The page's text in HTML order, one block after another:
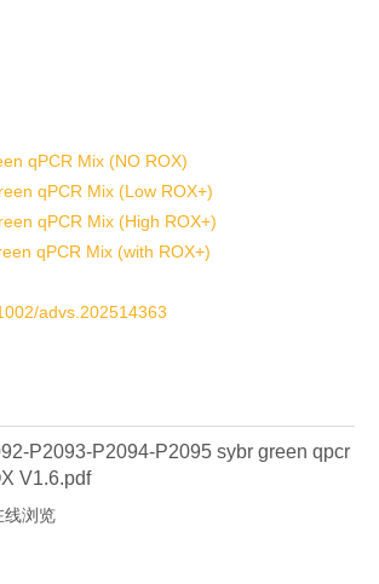
qPCR Mix (NO ROX)
qPCR Mix (Low ROX+)
qPCR Mix (High ROX+)
qPCR Mix (with ROX+)
advs.202514363
P2093-P2094-P2095 sybr green qpcr
V1.6.pdf
线浏览